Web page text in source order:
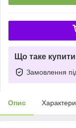
Що таке
Замовлення
Опис